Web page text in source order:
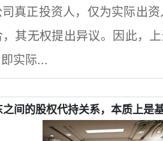
真正投资人，仅为实际出
其无权提出异议。因此，
实际...
之间的股权代持关系，本质上是